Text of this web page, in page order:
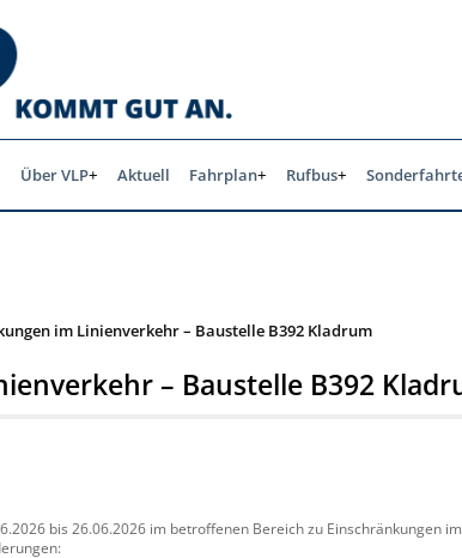
Über VLP Aktuell Fahrplan Rufbus
im Linienverkehr – Baustelle B392 Kladrum
– Baustelle B392
bis 26.06.2026 im betroffenen Bereich zu Einschränkungen im